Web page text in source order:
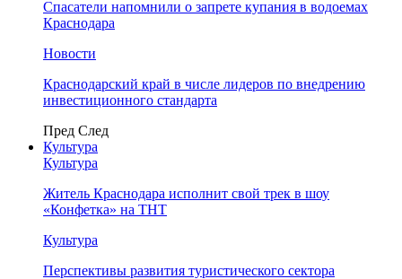
Спасатели напомнили о запрете купания в водоемах
Краснодара
Новости
Краснодарский край в числе лидеров по внедрению
инвестиционного стандарта
Пред След
Культура
Культура
Житель Краснодара исполнит свой трек в шоу
«Конфетка» на ТНТ
Культура
Перспективы развития туристического сектора